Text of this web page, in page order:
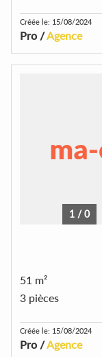
Créée le: 15/08/2024
Pro /Agence
1 /0
51 m²
3 pièces
Créée le: 15/08/2024
Pro /Agence